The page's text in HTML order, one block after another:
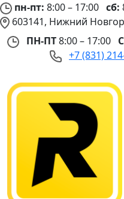
пн-пт: 8:00 – 17:00 сб:
603141, Нижний
ПН-ПТ8:00 – 17:00
+7 (831)